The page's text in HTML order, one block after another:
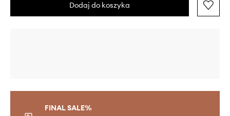
Dodaj do koszyka
FINAL SALE%